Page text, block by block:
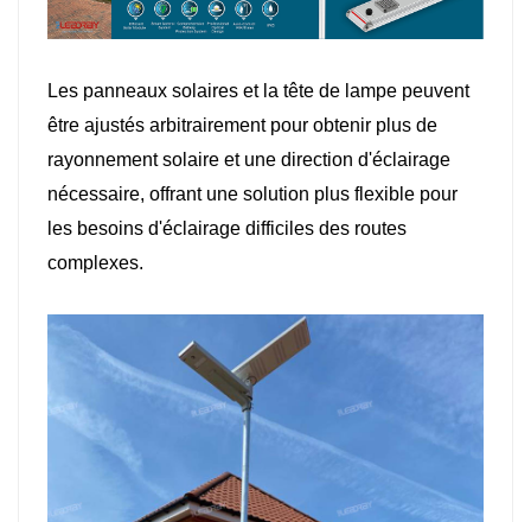
Les panneaux solaires et la tête de lampe peuvent
être ajustés arbitrairement pour obtenir plus de
rayonnement solaire et une direction d'éclairage
nécessaire, offrant une solution plus flexible pour
les besoins d'éclairage difficiles des routes
complexes.